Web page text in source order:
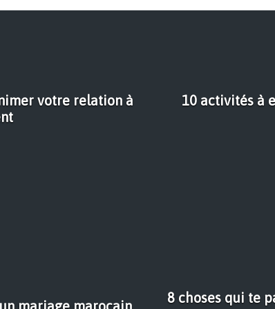
votre relation à
10 activités à
8 choses qui te